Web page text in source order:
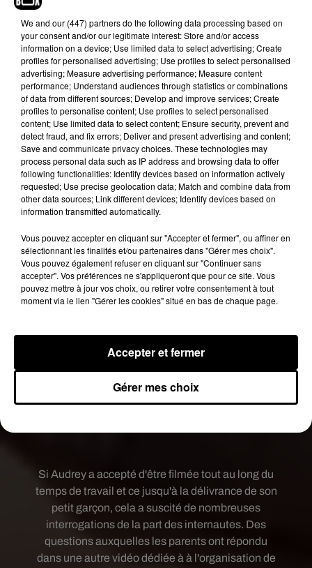
Si Audrey a accepté d'être filmée tout au long du
temps de travail et ce jusqu'à la délivrance de son
petit garçon, cela a suscité de nombreuses
interrogations de la part des internautes. Des
questions auxquelles les parents ont répondu
dans une autre vidéo dédiée à à l'organisation de
We and our (447) partnersdo the following data processing based on
your consent and/or our legitimate interest: Store and/or access
information on a device; Use limited data to select advertising; Create
profiles for personalised advertising; Use profiles to select personalised
advertising; Measure advertising performance; Measure content
performance; Understand audiences through statistics or combinations
of data from different sources; Develop and improve services; Create
profiles to personalise content; Use profiles to select personalised
content; Use limited data to select content; Ensure security, prevent and
detect fraud, and fix errors; Deliver and present advertising and content;
Save and communicate privacy choices. These technologies may
process personal data such as IP address and browsing data to offer
following functionalities: Identify devices based on information actively
requested; Use precise geolocation data; Match and combine data from
other data sources; Link different devices; Identify devices based on
information transmitted automatically.
Vous pouvez accepter en cliquant sur "Accepter et fermer", ou affiner en
sélectionnant les finalités et/ou partenaires dans "Gérer mes choix".
Vous pouvez également refuser en cliquant sur "Continuer sans
accepter". Vos préférences ne s'appliqueront que pour ce site. Vous
pouvez mettre à jour vos choix, ou retirer votre consentement à tout
moment via le lien "Gérer les cookies" situé en bas de chaque page.
Gérer mes choix
Accepter et fermer